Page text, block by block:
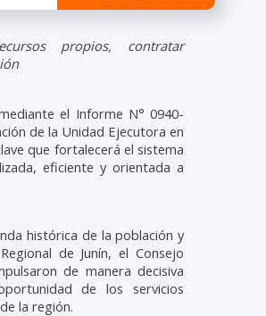
propios, contratar
el Informe N° 0940-
de la Unidad Ejecutora en
que fortalecerá el sistema
eficiente y orientada a
histórica de la población y
de Junín, el Consejo
de manera decisiva
de los servicios
la región.